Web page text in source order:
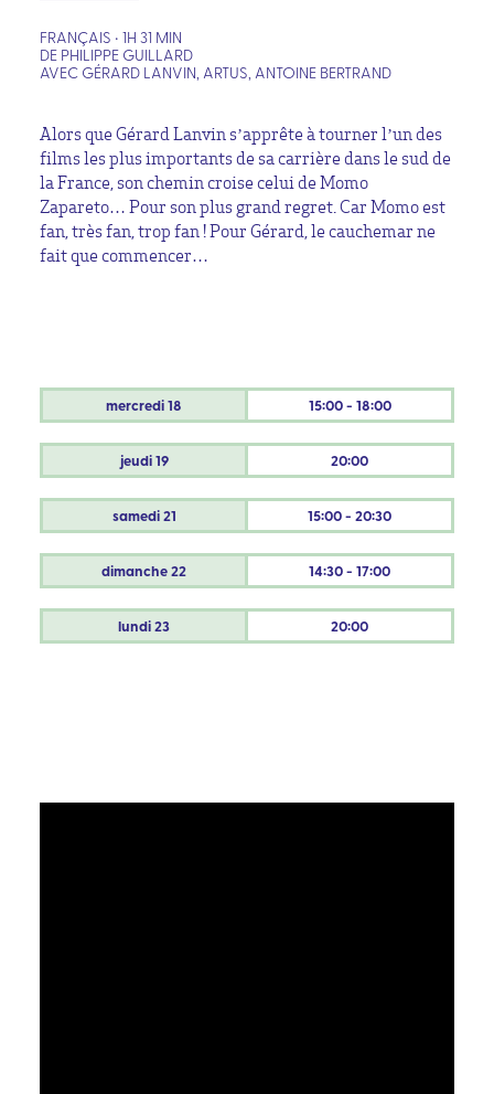
FRANÇAIS • 1H 31 MIN
DE PHILIPPE GUILLARD
AVEC GÉRARD LANVIN, ARTUS, ANTOINE BERTRAND
Alors que Gérard Lanvin s’apprête à tourner l’un des
films les plus importants de sa carrière dans le sud de
la France, son chemin croise celui de Momo
Zapareto… Pour son plus grand regret. Car Momo est
fan, très fan, trop fan ! Pour Gérard, le cauchemar ne
fait que commencer…
mercredi18 15:00 - 18:00
jeudi19 20:00
samedi21 15:00 - 20:30
dimanche22 14:30 - 17:00
lundi23 20:00